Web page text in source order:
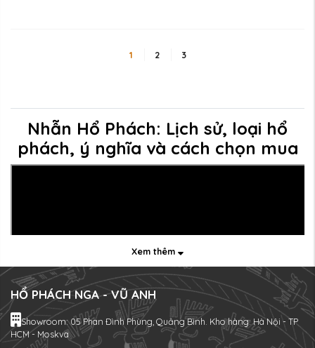
1 2 3
Nhẫn Hổ Phách: Lịch sử, loại hổ
phách, ý nghĩa và cách chọn mua
Xem thêm
HỔ PHÁCH NGA - VŨ ANH
Showroom: 05 Phan Đình Phùng, Quảng Bình. Kho hàng: Hà Nội - TP
HCM - Moskva